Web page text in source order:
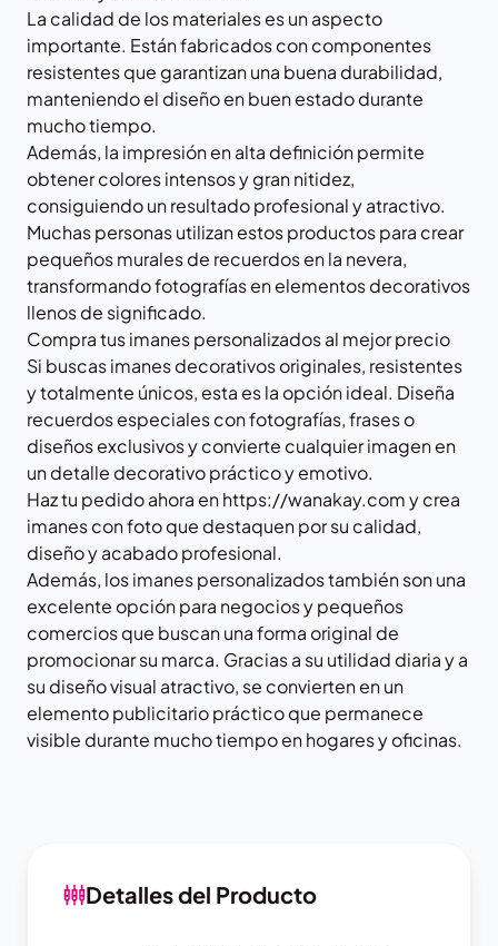
La calidad de los materiales es un aspecto
importante. Están fabricados con componentes
resistentes que garantizan una buena durabilidad,
manteniendo el diseño en buen estado durante
mucho tiempo.
Además, la impresión en alta definición permite
obtener colores intensos y gran nitidez,
consiguiendo un resultado profesional y atractivo.
Muchas personas utilizan estos productos para crear
pequeños murales de recuerdos en la nevera,
transformando fotografías en elementos decorativos
llenos de significado.
Compra tus imanes personalizados al mejor precio
Si buscas imanes decorativos originales, resistentes
y totalmente únicos, esta es la opción ideal. Diseña
recuerdos especiales con fotografías, frases o
diseños exclusivos y convierte cualquier imagen en
un detalle decorativo práctico y emotivo.
Haz tu pedido ahora enhttps://wanakay.comy crea
imanes con foto que destaquen por su calidad,
diseño y acabado profesional.
Además, los imanes personalizados también son una
excelente opción para negocios y pequeños
comercios que buscan una forma original de
promocionar su marca. Gracias a su utilidad diaria y a
su diseño visual atractivo, se convierten en un
elemento publicitario práctico que permanece
visible durante mucho tiempo en hogares y oficinas.
Detalles del Producto